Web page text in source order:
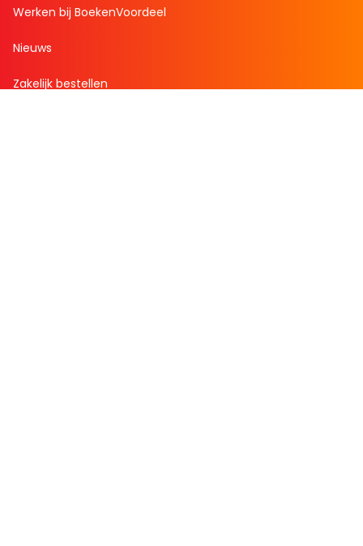
Werken bij BoekenVoordeel
Nieuws
Zakelijk bestellen